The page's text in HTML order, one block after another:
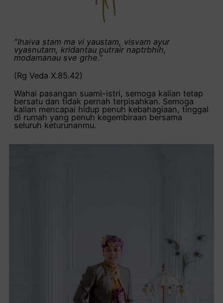
"Ihaiva stam ma vi yaustam, visvam ayur
vyasnutam, kridantau putrair naptrbhih,
modamanau sve grhe."
(Rg Veda X.85.42)
Wahai pasangan suami-istri, semoga kalian tetap
bersatu dan tidak pernah terpisahkan. Semoga
kalian mencapai hidup penuh kebahagiaan, tinggal
di rumah yang penuh kegembiraan bersama
seluruh keturunanmu.